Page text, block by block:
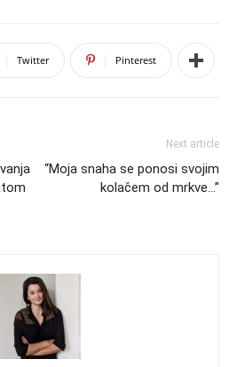
Twitter Pinterest
Next article
“Moja snaha se ponosi svojim
kolačem od mrkve…”